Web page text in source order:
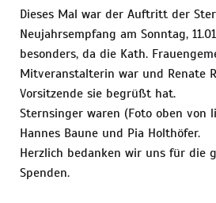
Dieses Mal war der Auftritt der
Neujahrsempfang am Sonntag,
besonders, da die Kath.
Mitveranstalterin war und Renate
Vorsitzende sie begrüßt hat.
Sternsinger waren (Foto oben von
Hannes Baune und Pia Holthöfer.
Herzlich bedanken wir uns für die
Spenden.